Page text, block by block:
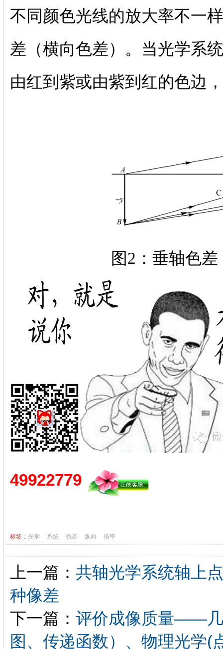
不同颜色光线的放大率不一
差（横向色差）。当光学系
由红到紫或由紫到红的色边
图2：垂轴色
49922779
标签： 光学 系统 色差 纵向 倍率
上一篇： 共轴光学系统轴上
种像差
下一篇： 评价成像质量——几
图、传递函数）、物理光学(